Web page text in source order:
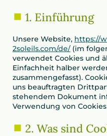
1. Einführung
Unsere Website, https://
2soleils.com/de/(im
verwendet Cookies und
Einfachheit halber
zusammengefasst).
uns beauftragten
stehendem Dokument
Verwendung von
2. Was sind